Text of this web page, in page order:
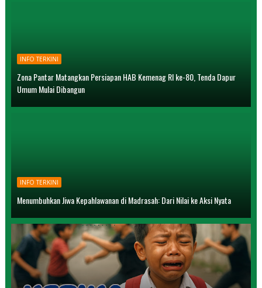
INFO TERKINI
Zona Pantar Matangkan Persiapan HAB Kemenag RI ke-80, Tenda Dapur
Umum Mulai Dibangun
INFO TERKINI
Menumbuhkan Jiwa Kepahlawanan di Madrasah: Dari Nilai ke Aksi Nyata